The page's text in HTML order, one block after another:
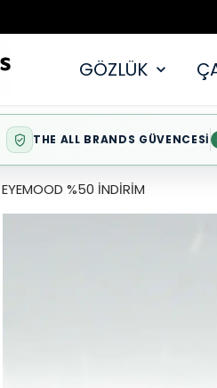
GÖZLÜK
THE ALL BRANDS GÜVENCESİ
EYEMOOD %50 İNDİRİM